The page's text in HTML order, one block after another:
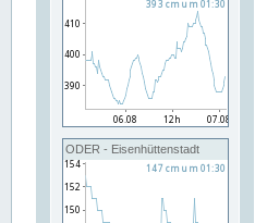
ODER - Eisenhüttenstadt